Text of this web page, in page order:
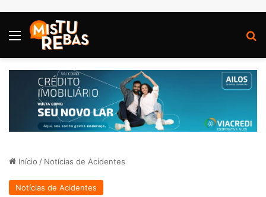
Menu
Início / Notícias de Acidentes
Notícias de Acidentes